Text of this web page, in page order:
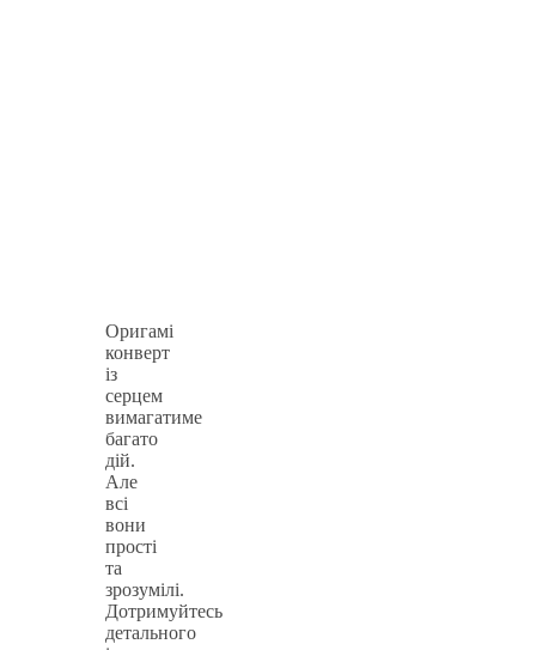
Оригамі
конверт
із
серцем
вимагатиме
багато
дій.
Але
всі
вони
прості
та
зрозумілі.
Дотримуйтесь
детального